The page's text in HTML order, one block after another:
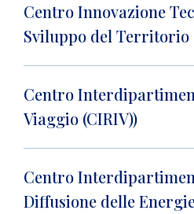
Centro Innovazione
Sviluppo del Territorio
Centro
Viaggio (CIRIV))
Centro
Diffusione delle